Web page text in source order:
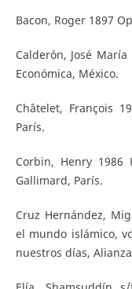
Bacon, Roger 1897
Calderón, José
Económica, México.
Châtelet, François
París.
Corbin, Henry
Gallimard, París.
Cruz Hernández,
el mundo islámico,
nuestros días,